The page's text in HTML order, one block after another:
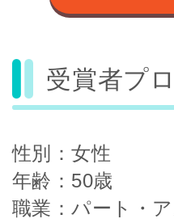
受賞者プ
性別：女性
年齢：50歳
職業：パート・